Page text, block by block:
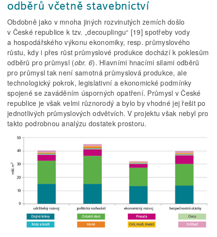
odběrů včetně stavebnictví
Obdobně jako v mnoha jiných rozvinutých zemích došlo
v České republice k tzv. „decouplingu“ [19] spotřeby vody
a hospodářského výkonu ekonomiky, resp. průmyslového
růstu, kdy i přes růst průmyslové produkce dochází k poklesům
odběrů pro průmysl (obr. 6). Hlavními hnacími silami odběrů
pro průmysl tak není samotná průmyslová produkce, ale
technologický pokrok, legislativní a ekonomické podmínky
spojené se zaváděním úsporných opatření. Průmysl v České
republice je však velmi různorodý a bylo by vhodné jej řešit po
jednotlivých průmyslových odvětvích. V projektu však nebyl pro
takto podrobnou analýzu dostatek prostoru.